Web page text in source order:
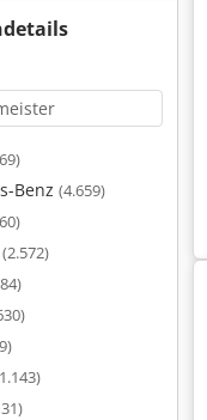
Benz (4.659)
(2.572)